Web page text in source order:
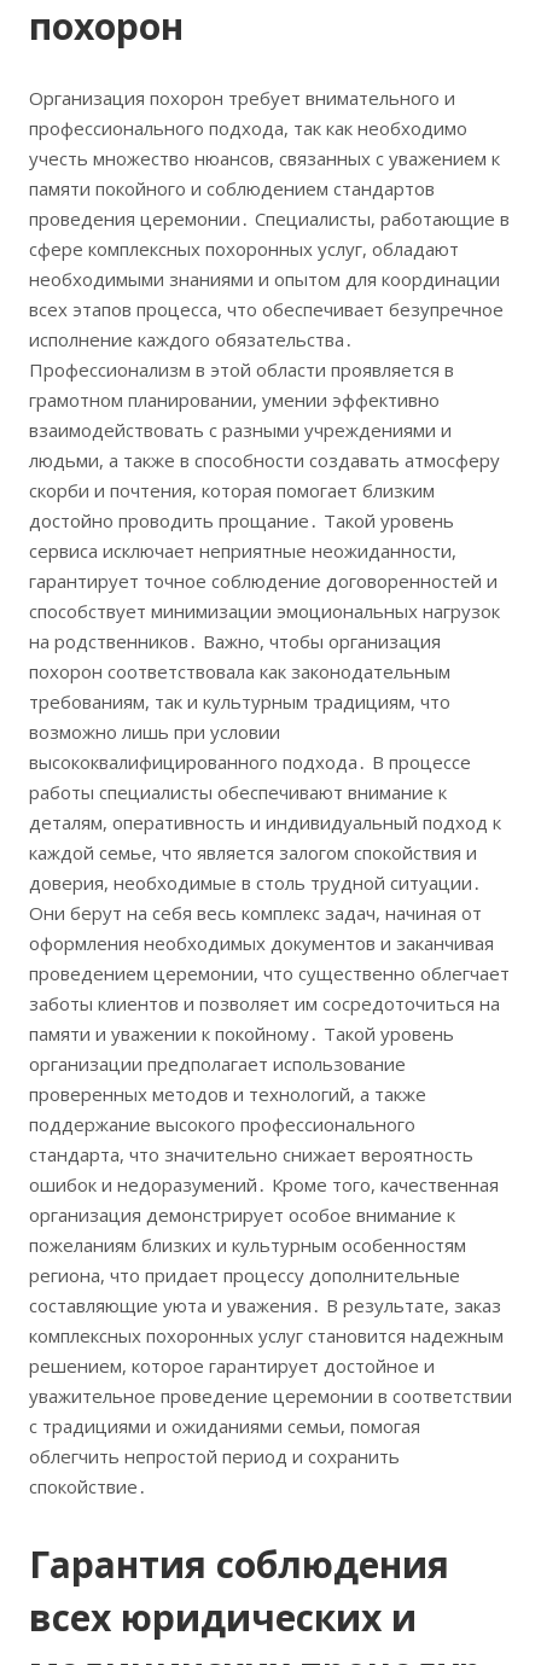
похорон
Организация похорон требует внимательного и
профессионального подхода, так как необходимо
учесть множество нюансов, связанных с уважением к
памяти покойного и соблюдением стандартов
проведения церемонии․ Специалисты, работающие в
сфере комплексных похоронных услуг, обладают
необходимыми знаниями и опытом для координации
всех этапов процесса, что обеспечивает безупречное
исполнение каждого обязательства․
Профессионализм в этой области проявляется в
грамотном планировании, умении эффективно
взаимодействовать с разными учреждениями и
людьми, а также в способности создавать атмосферу
скорби и почтения, которая помогает близким
достойно проводить прощание․ Такой уровень
сервиса исключает неприятные неожиданности,
гарантирует точное соблюдение договоренностей и
способствует минимизации эмоциональных нагрузок
на родственников․ Важно, чтобы организация
похорон соответствовала как законодательным
требованиям, так и культурным традициям, что
возможно лишь при условии
высококвалифицированного подхода․ В процессе
работы специалисты обеспечивают внимание к
деталям, оперативность и индивидуальный подход к
каждой семье, что является залогом спокойствия и
доверия, необходимые в столь трудной ситуации․
Они берут на себя весь комплекс задач, начиная от
оформления необходимых документов и заканчивая
проведением церемонии, что существенно облегчает
заботы клиентов и позволяет им сосредоточиться на
памяти и уважении к покойному․ Такой уровень
организации предполагает использование
проверенных методов и технологий, а также
поддержание высокого профессионального
стандарта, что значительно снижает вероятность
ошибок и недоразумений․ Кроме того, качественная
организация демонстрирует особое внимание к
пожеланиям близких и культурным особенностям
региона, что придает процессу дополнительные
составляющие уюта и уважения․ В результате, заказ
комплексных похоронных услуг становится надежным
решением, которое гарантирует достойное и
уважительное проведение церемонии в соответствии
с традициями и ожиданиями семьи, помогая
облегчить непростой период и сохранить
спокойствие․
Гарантия соблюдения
всех юридических и